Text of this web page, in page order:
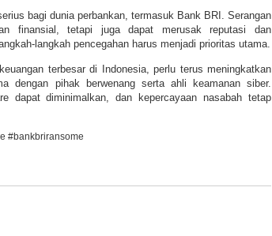
bagi dunia perbankan, termasuk Bank BRI. Serangan
finansial, tetapi juga dapat merusak reputasi dan
langkah pencegahan harus menjadi prioritas utama.
terbesar di Indonesia, perlu terus meningkatkan
dengan pihak berwenang serta ahli keamanan siber.
dapat diminimalkan, dan kepercayaan nasabah tetap
#bankbriransome